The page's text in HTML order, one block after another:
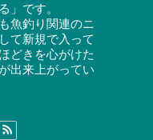
」です。
魚釣り関連のニ
て新規で入って
どきを心がけた
出来上がってい